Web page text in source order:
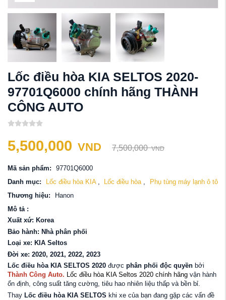
Lốc điều hòa KIA SELTOS 2020-
97701Q6000 chính hãng THÀNH
CÔNG AUTO
5,500,000 VND 7,500,000VND
Mã sản phẩm:
97701Q6000
Danh mục:
Lốc điều hòa KIA Lốc điều hòa
Phụ tùng máy lạnh ô tô
Thương hiệu:
Hanon
Mô tả :
Xuất xứ: Korea
Bảo hành: Nhà phân phối
Loại xe: KIA Seltos
Đời xe: 2020, 2021, 2022, 2023
Lốc điều hòa KIA SELTOS 2020 được phân phối độc quyền bởi
Thành Công Auto. Lốc điều hòa KIA Seltos 2020 chính hãng vận hành
ổn định, công suất tăng cường, tiêu hao nhiên liệu thấp và bền bỉ.
Thay Lốc điều hòa KIA SELTOS khi xe của bạn đang gặp các vấn đề